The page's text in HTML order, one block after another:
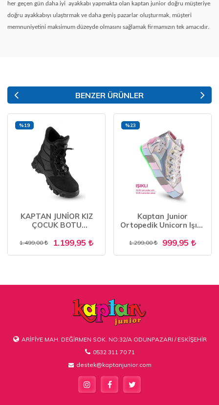
her geçen gün daha iyi ayakkabı yapmakta olan kaptan junior doğru müşteriye
doğru ayakkabıyı ulaştırmak ve daha geniş pazarlar oluşturmak, müşteri
memnuniyetini maksimum düzeyde olmasını sağlamak firmamızın tek amacıdır.
BENZER ÜRÜNLER
KAPTAN JUNİOR KIZ
ÇOCUK BOTU
FENK 201
1.499,00 1.199,95
%19
Kaptan Junior
Ortopedik Unicorn Işıklı
500
1.299,00 999,95
%23
ARİFİYE MAH. DEĞİRMEN SOK. NO:32/A ODUNPAZARI / ESKİŞEHİR
0532 311 70 71
destek@kaptanjunior.com